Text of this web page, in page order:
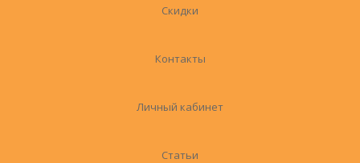
Скидки
Контакты
Личный кабинет
Статьи